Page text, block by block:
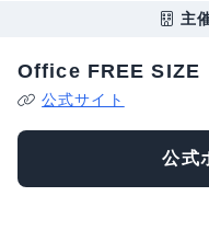
主
Office FREE SIZE
公式サイト
公式